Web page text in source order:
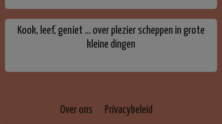
Kook, leef, geniet … over plezier scheppen in grote
kleine dingen
Over ons Privacybeleid